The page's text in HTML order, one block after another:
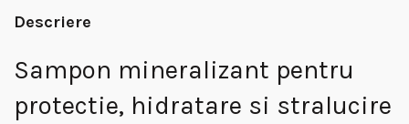
Descriere
Sampon mineralizant pentru
protectie, hidratare si stralucire